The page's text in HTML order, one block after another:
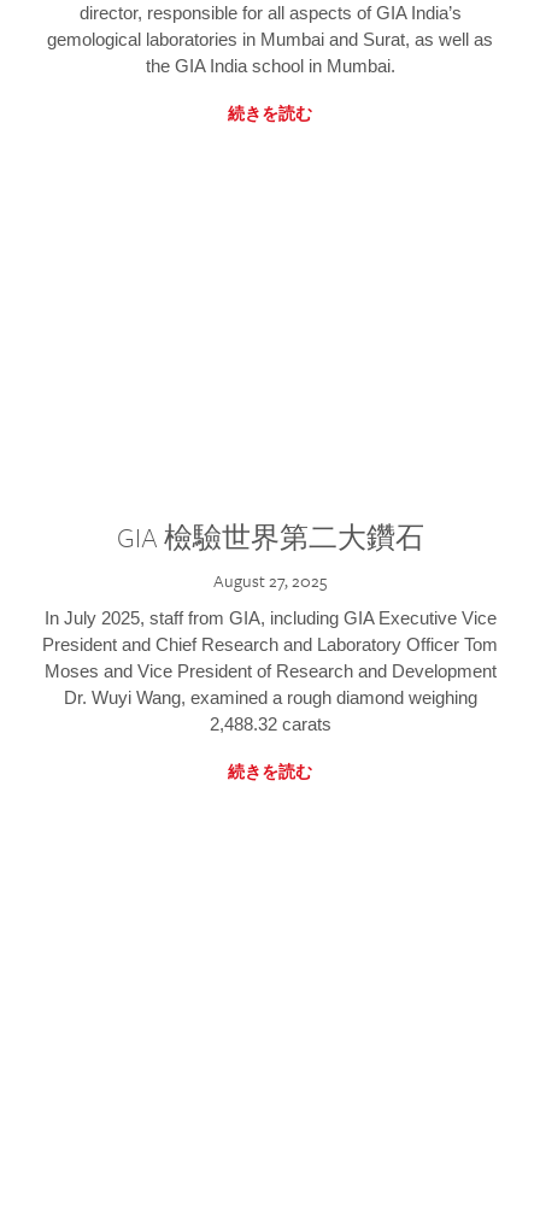
director, responsible for all aspects of GIA India’s
gemological laboratories in Mumbai and Surat, as well as
the GIA India school in Mumbai.
続きを読む
GIA 檢驗世界第二大鑽石
August 27, 2025
In July 2025, staff from GIA, including GIA Executive Vice
President and Chief Research and Laboratory Officer Tom
Moses and Vice President of Research and Development
Dr. Wuyi Wang, examined a rough diamond weighing
2,488.32 carats
続きを読む